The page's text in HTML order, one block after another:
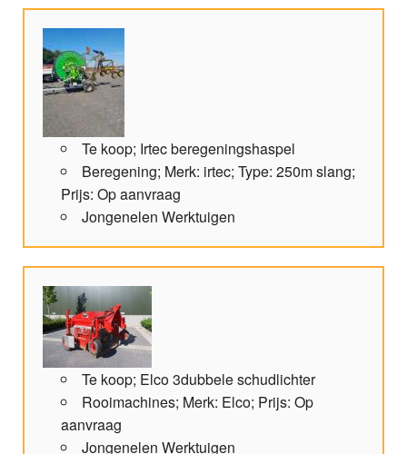
Te koop; Irtec beregeningshaspel
Beregening; Merk: irtec; Type: 250m slang;
Prijs: Op aanvraag
Jongenelen Werktuigen
Te koop; Elco 3dubbele schudlichter
Rooimachines; Merk: Elco; Prijs: Op
aanvraag
Jongenelen Werktuigen